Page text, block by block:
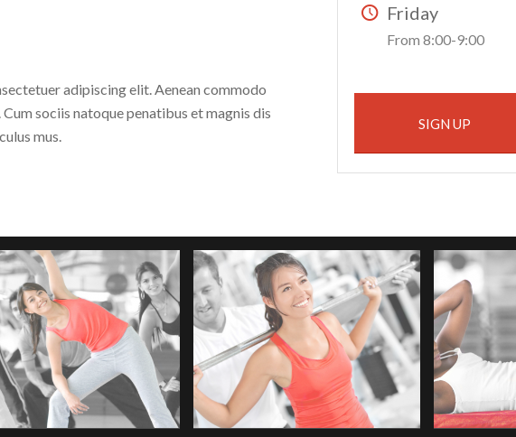
adipiscing elit. Aenean commodo
sociis natoque penatibus et magnis dis
mus.
Friday
From 8:00-9:00
SIGN UP